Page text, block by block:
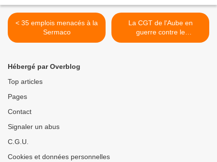
< 35 emplois menacés à la
Sermaco
La CGT de l'Aube en
guerre contre le
harcèlement de ses
Hébergé par Overblog
Top articles
Pages
Contact
Signaler un abus
C.G.U.
Cookies et données personnelles